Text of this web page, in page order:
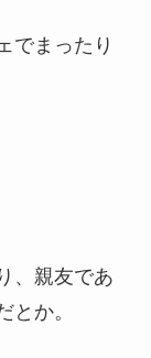
でまったり
、親友であ
とか。